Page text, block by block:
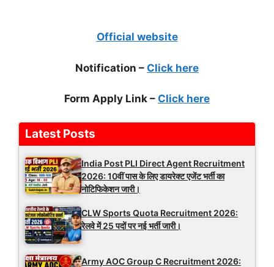
Official website
Notification – Click here
Form Apply Link – Click here
Latest Posts
India Post PLI Direct Agent Recruitment
2026: 10वीं पास के लिए डायरेक्ट एजेंट भर्ती का
नोटिफिकेशन जारी।
CLW Sports Quota Recruitment 2026:
रेलवे में 25 पदों पर नई भर्ती जारी।
Army AOC Group C Recruitment 2026: